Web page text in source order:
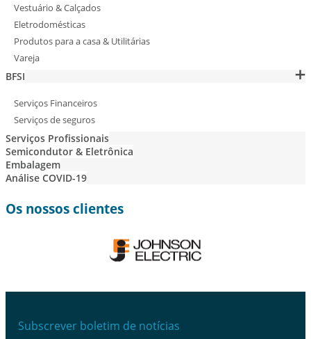
Vestuário & Calçados
Eletrodomésticas
Produtos para a casa & Utilitárias
Vareja
BFSI
Serviços Financeiros
Serviços de seguros
Serviços Profissionais
Semicondutor & Eletrônica
Embalagem
Análise COVID-19
Os nossos clientes
Subscrever boletim de notícias